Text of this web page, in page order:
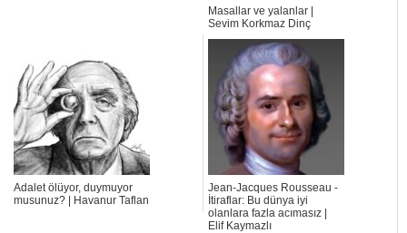
Masallar ve yalanlar |
Sevim Korkmaz Dinç
Adalet ölüyor, duymuyor
musunuz? | Havanur Taflan
Jean-Jacques Rousseau -
İtiraflar: Bu dünya iyi
olanlara fazla acımasız |
Elif Kaymazlı